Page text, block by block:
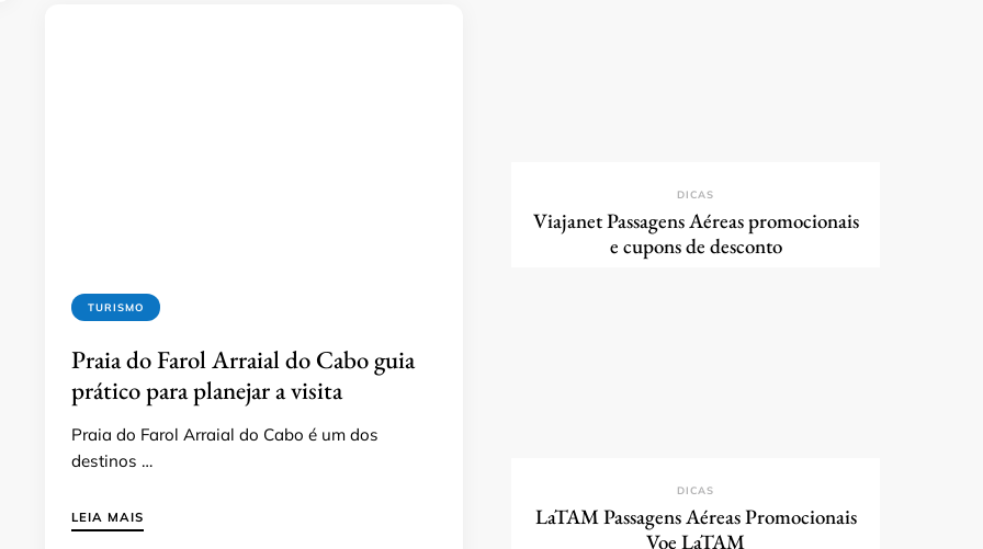
TURISMO
Praia do Farol Arraial do Cabo guia
prático para planejar a visita
Praia do Farol Arraial do Cabo é um dos
destinos …
LEIA MAIS
DICAS
Viajanet Passagens Aéreas promocionais
e cupons de desconto
DICAS
LaTAM Passagens Aéreas Promocionais
Voe LaTAM